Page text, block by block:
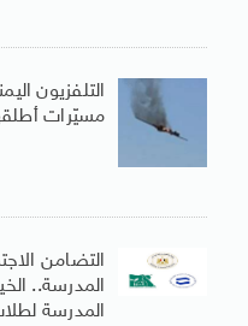
التلفزيون
مسيّرات
التضامن
المدرسة..
المدرسة